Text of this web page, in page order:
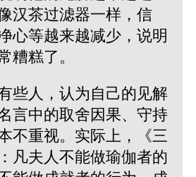
汉茶过滤器一样，信
心等越来越减少，说明
糟糕了。
些人，认为自己的见解
言中的取舍因果、守持
不重视。实际上，《三
凡夫人不能做瑜伽者的